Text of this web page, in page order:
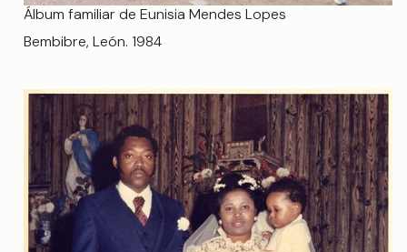
Álbum familiar de Eunisia Mendes Lopes
Bembibre, León. 1984